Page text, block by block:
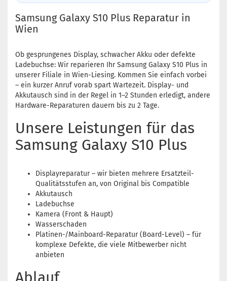
Samsung Galaxy S10 Plus Reparatur in
Wien
Ob gesprungenes Display, schwacher Akku oder defekte
Ladebuchse: Wir reparieren Ihr Samsung Galaxy S10 Plus in
unserer Filiale in Wien-Liesing. Kommen Sie einfach vorbei
– ein kurzer Anruf vorab spart Wartezeit. Display- und
Akkutausch sind in der Regel in 1–2 Stunden erledigt, andere
Hardware-Reparaturen dauern bis zu 2 Tage.
Unsere Leistungen für das
Samsung Galaxy S10 Plus
Displayreparatur – wir bieten mehrere Ersatzteil-
Qualitätsstufen an, von Original bis Compatible
Akkutausch
Ladebuchse
Kamera (Front & Haupt)
Wasserschaden
Platinen-/Mainboard-Reparatur (Board-Level) – für
komplexe Defekte, die viele Mitbewerber nicht
anbieten